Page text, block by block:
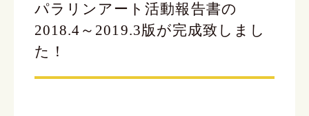
パラリンアート活動報告書の
2018.4～2019.3版が完成致しまし
た！